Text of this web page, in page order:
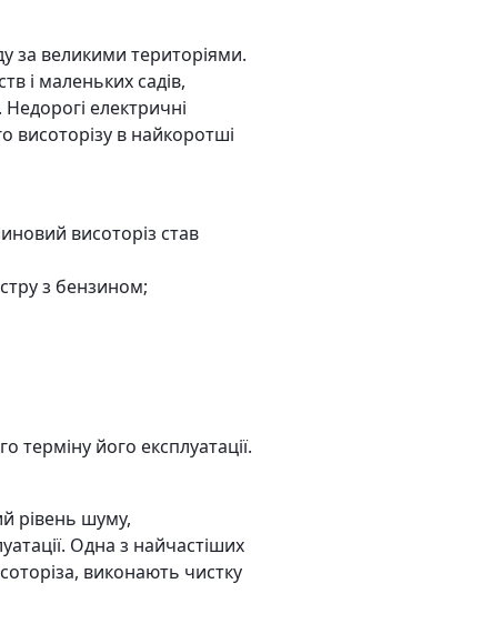
за великими територіями.
і маленьких садів,
електричні
висоторізу в найкоротші
висоторіз став
з бензином;
терміну його експлуатації.
рівень шуму,
Одна з найчастіших
виконають чистку